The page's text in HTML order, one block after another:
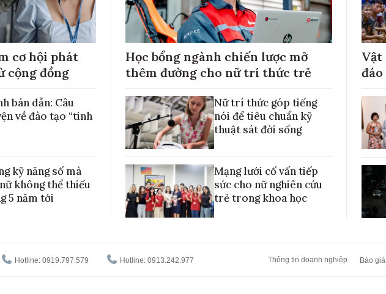
cơ hội phát
cộng đồng
bán dẫn: Câu
về đào tạo “tinh
kỹ năng số mà
không thể thiếu
5 năm tới
Học bổng ngành chiến lược mở
thêm đường cho nữ trí thức trẻ
Nữ trí thức góp tiếng
nói để tiêu chuẩn kỹ
thuật sát đời sống
Mạng lưới cố vấn tiếp
sức cho nữ nghiên cứu
trẻ trong khoa học
Vật
Hotline: 0919.797.579 Hotline: 0913.242.977 Thông tin doanh nghiệp Báo giá